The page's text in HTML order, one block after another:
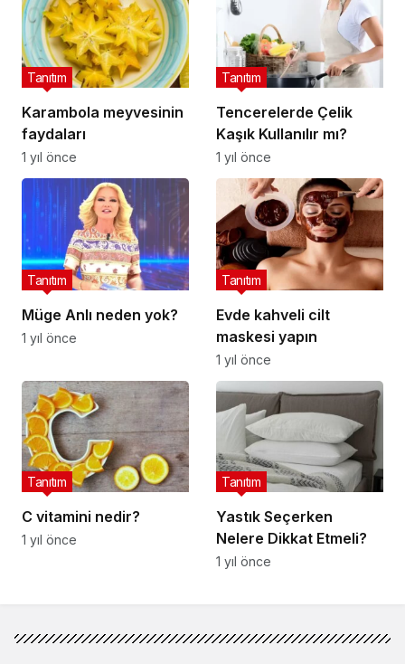
Karambola meyvesinin
faydaları
Tanıtım
1 yıl önce
Tencerelerde Çelik
Kaşık Kullanılır mı?
Tanıtım
1 yıl önce
Müge Anlı neden yok?
Tanıtım
1 yıl önce
Evde kahveli cilt
maskesi yapın
Tanıtım
1 yıl önce
C vitamini nedir?
Tanıtım
1 yıl önce
Yastık Seçerken
Nelere Dikkat Etmeli?
Tanıtım
1 yıl önce